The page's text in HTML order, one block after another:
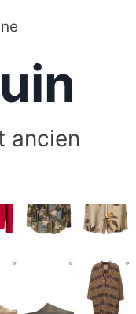
ancien